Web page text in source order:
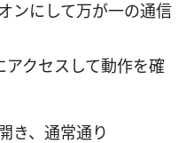
ンにして万が一の通信
クセスして動作を確
き、通常通り